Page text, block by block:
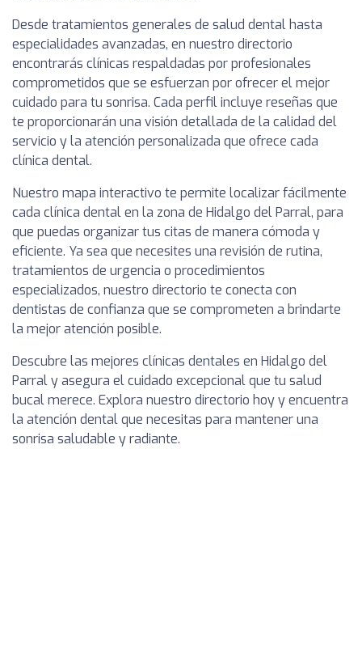
Desde tratamientos generales de salud dental hasta
especialidades avanzadas, en nuestro directorio
encontrarás clínicas respaldadas por profesionales
comprometidos que se esfuerzan por ofrecer el mejor
cuidado para tu sonrisa. Cada perfil incluye reseñas que
te proporcionarán una visión detallada de la calidad del
servicio y la atención personalizada que ofrece cada
clínica dental.
Nuestro mapa interactivo te permite localizar fácilmente
cada clínica dental en la zona de Hidalgo del Parral, para
que puedas organizar tus citas de manera cómoda y
eficiente. Ya sea que necesites una revisión de rutina,
tratamientos de urgencia o procedimientos
especializados, nuestro directorio te conecta con
dentistas de confianza que se comprometen a brindarte
la mejor atención posible.
Descubre las mejores clínicas dentales en Hidalgo del
Parral y asegura el cuidado excepcional que tu salud
bucal merece. Explora nuestro directorio hoy y encuentra
la atención dental que necesitas para mantener una
sonrisa saludable y radiante.